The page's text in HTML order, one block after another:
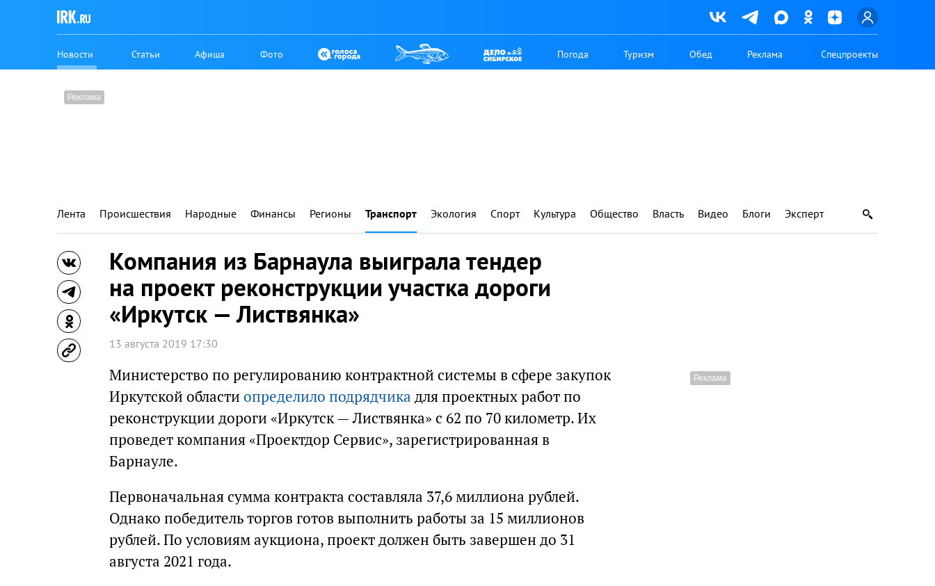
Новости Статьи Афиша Фото Погода Туризм Обед Реклама Спецпроекты
Лента Происшествия Народные Финансы Регионы Транспорт Экология Спорт Культура Общество Власть Видео Блоги Эксперт
Компания из Барнаула выиграла тендер
на проект реконструкции участка дороги
«Иркутск — Листвянка»
13 августа 2019 17:30
Министерство по регулированию контрактной системы в сфере закупок
Иркутской области определило подрядчика для проектных работ по
реконструкции дороги «Иркутск — Листвянка» с 62 по 70 километр. Их
проведет компания «Проектдор Сервис», зарегистрированная в
Барнауле.
Первоначальная сумма контракта составляла 37,6 миллиона рублей.
Однако победитель торгов готов выполнить работы за 15 миллионов
рублей. По условиям аукциона, проект должен быть завершен до 31
августа 2021 года.